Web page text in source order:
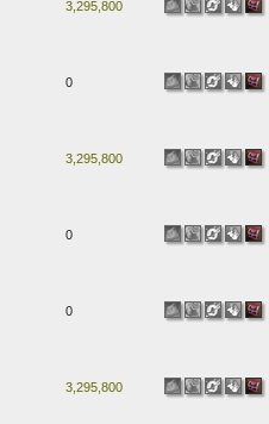
3,295,800
0
3,295,800
0
0
3,295,800